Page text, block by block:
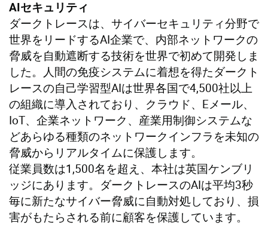
AIセキュリティ
ダークトレースは、サイバーセキュリティ分野で
世界をリードするAI企業で、内部ネットワークの
脅威を自動遮断する技術を世界で初めて開発しま
した。人間の免疫システムに着想を得たダークト
レースの自己学習型AIは世界各国で4,500社以上
の組織に導入されており、クラウド、Eメール、
IoT、企業ネットワーク、産業用制御システムな
どあらゆる種類のネットワークインフラを未知の
脅威からリアルタイムに保護します。
従業員数は1,500名を超え、本社は英国ケンブリ
ッジにあります。ダークトレースのAIは平均3秒
毎に新たなサイバー脅威に自動対処しており、損
害がもたらされる前に顧客を保護しています。